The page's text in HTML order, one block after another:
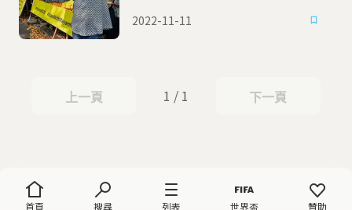
首頁 搜尋 列表 世界盃 贊助
2022-11-11
上一頁
上一頁 1 / 1 下一頁
下一頁